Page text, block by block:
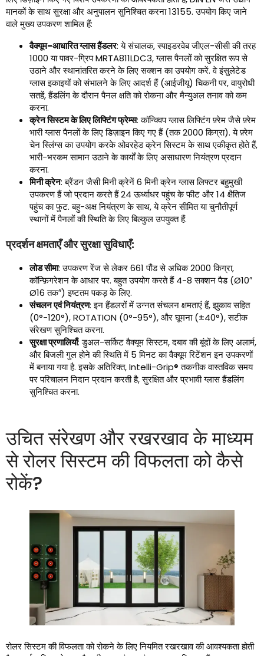
मानकों के साथ सुरक्षा और अनुपालन सुनिश्चित करना 13155. उपयोग किए जाने
वाले मुख्य उपकरण शामिल हैं:
वैक्यूम-आधारित ग्लास हैंडलर: ये संचालक, स्पाइडरवेब जीएल-सीसी की तरह
1000 या पावर-ग्रिप MRTA811LDC3, ग्लास पैनलों को सुरक्षित रूप से
उठाने और स्थानांतरित करने के लिए सक्शन का उपयोग करें. वे इंसुलेटेड
ग्लास इकाइयों को संभालने के लिए आदर्श हैं (आईजीयू) चिकनी पर, वायुरोधी
सतहें, हैंडलिंग के दौरान पैनल क्षति को रोकना और मैन्युअल तनाव को कम
करना.
क्रेन सिस्टम के लिए लिफ्टिंग फ्रेम्स: कॉन्क्विप ग्लास लिफ्टिंग फ़्रेम जैसे फ़्रेम
भारी ग्लास पैनलों के लिए डिज़ाइन किए गए हैं (तक 2000 किग्रा). ये फ़्रेम
चेन स्लिंग्स का उपयोग करके ओवरहेड क्रेन सिस्टम के साथ एकीकृत होते हैं,
भारी-भरकम सामान उठाने के कार्यों के लिए असाधारण नियंत्रण प्रदान
करना.
मिनी क्रेन: ब्रैंडन जैसी मिनी क्रेनें 6 मिनी क्रेन ग्लास लिफ्टर बहुमुखी
उपकरण हैं जो प्रदान करते हैं 24 ऊर्ध्वाधर पहुंच के फीट और 14 क्षैतिज
पहुंच का फुट. बहु-अक्ष नियंत्रण के साथ, ये क्रेन सीमित या चुनौतीपूर्ण
स्थानों में पैनलों की स्थिति के लिए बिल्कुल उपयुक्त हैं.
प्रदर्शन क्षमताएँ और सुरक्षा सुविधाएँ:
लोड सीमा: उपकरण रेंज से लेकर 661 पौंड से अधिक 2000 किग्रा,
कॉन्फ़िगरेशन के आधार पर. बहुत उपयोग करते हैं 4-8 सक्शन पैड (Ø10″
Ø16 तक″) इष्टतम पकड़ के लिए.
संचलन एवं नियंत्रण: इन हैंडलरों में उन्नत संचलन क्षमताएं हैं, झुकाव सहित
(0°-120°), ROTATION (0°-95°), और घूमना (±40°), सटीक
संरेखण सुनिश्चित करना.
सुरक्षा प्रणालियाँ: डुअल-सर्किट वैक्यूम सिस्टम, दबाव की बूंदों के लिए अलार्म,
और बिजली गुल होने की स्थिति में 5 मिनट का वैक्यूम रिटेंशन इन उपकरणों
में बनाया गया है. इसके अतिरिक्त, Intelli-Grip® तकनीक वास्तविक समय
पर परिचालन निदान प्रदान करती है, सुरक्षित और प्रभावी ग्लास हैंडलिंग
सुनिश्चित करना.
उचित संरेखण और रखरखाव के माध्यम
से रोलर सिस्टम की विफलता को कैसे
रोकें?
रोलर सिस्टम की विफलता को रोकने के लिए नियमित रखरखाव की आवश्यकता होती